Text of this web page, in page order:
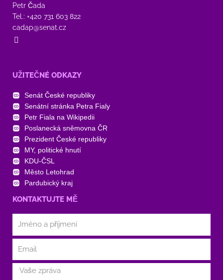
Petr Čada
Tel.: +420 731 603 822
cadap@senat.cz
UŽITEČNÉ ODKAZY
Senát České republiky
Senátní stránka Petra Fialy
Petr Fiala na Wikipedii
Poslanecká sněmovna ČR
Prezident České republiky
MY, politické hnutí
KDU-ČSL
Město Letohrad
Pardubický kraj
KONTAKTUJTE MĚ